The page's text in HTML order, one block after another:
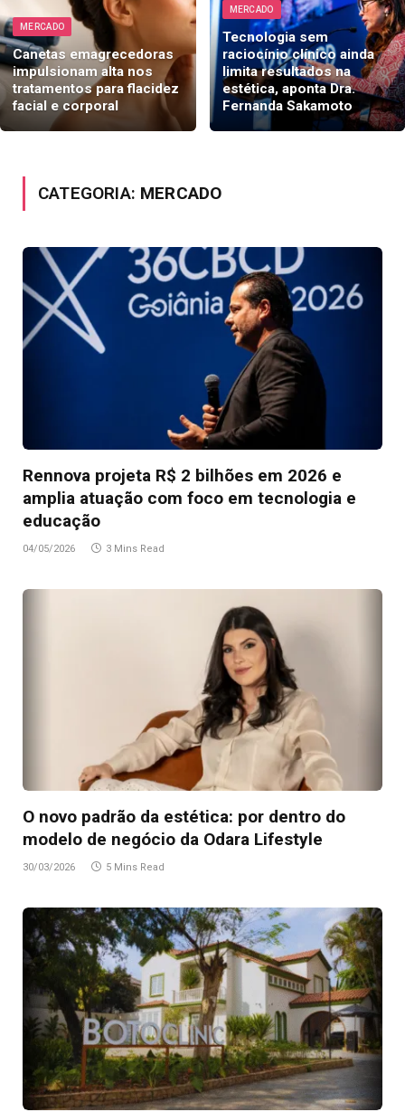
MERCADO
Canetas emagrecedoras
impulsionam alta nos
tratamentos para flacidez
facial e corporal
MERCADO
Tecnologia sem
raciocínio clínico ainda
limita resultados na
estética, aponta Dra.
Fernanda Sakamoto
CATEGORIA: MERCADO
Rennova projeta R$ 2 bilhões em 2026 e
amplia atuação com foco em tecnologia e
educação
04/05/2026 3 Mins Read
O novo padrão da estética: por dentro do
modelo de negócio da Odara Lifestyle
30/03/2026 5 Mins Read